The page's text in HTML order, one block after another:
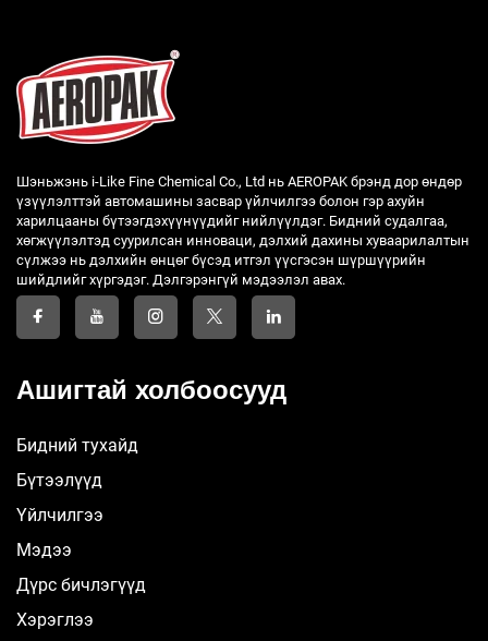
Шэньжэнь i-Like Fine Chemical Co., Ltd нь AEROPAK брэнд дор өндөр
үзүүлэлттэй автомашины засвар үйлчилгээ болон гэр ахуйн
харилцааны бүтээгдэхүүнүүдийг нийлүүлдэг. Бидний судалгаа,
хөгжүүлэлтэд суурилсан инноваци, дэлхий дахины хуваарилалтын
сүлжээ нь дэлхийн өнцөг бүсэд итгэл үүсгэсэн шүршүүрийн
шийдлийг хүргэдэг. Дэлгэрэнгүй мэдээлэл авах.
Ашигтай холбоосууд
Бидний тухайд
Бүтээлүүд
Үйлчилгээ
Мэдээ
Дүрс бичлэгүүд
Хэрэглээ